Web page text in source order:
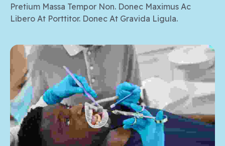
Pretium Massa Tempor Non. Donec Maximus Ac
Libero At Porttitor. Donec At Gravida Ligula.